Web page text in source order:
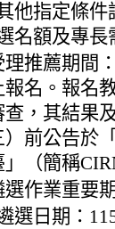
他指定條件
名額及專長
理推薦期間
報名。報名
查，其結果
）前公告於
」（簡稱
選作業重要
選日期：